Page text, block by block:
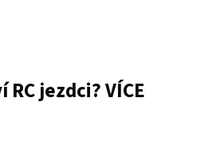
jezdci? VÍCE